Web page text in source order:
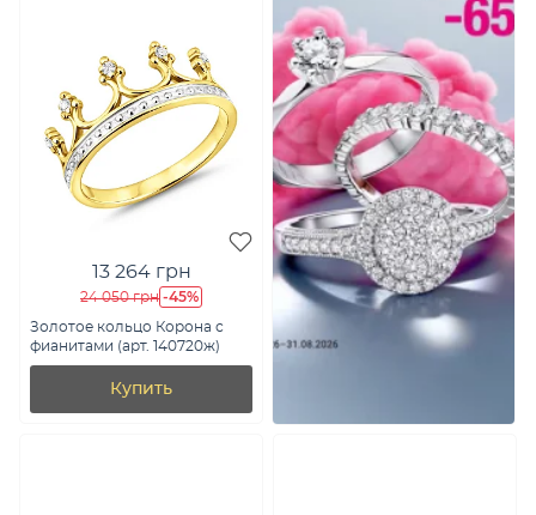
13 264 грн
24 050 грн -45%
Золотое кольцо Корона с
фианитами (арт. 140720ж)
Купить